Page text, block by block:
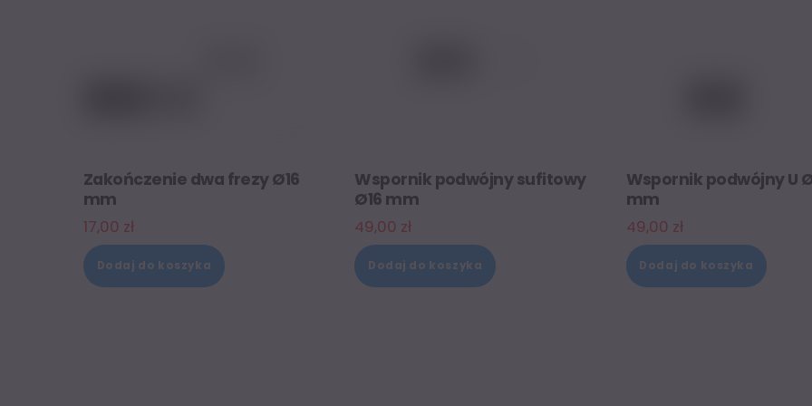
Zakończenie dwa frezy Ø16
mm
17,00 zł
Dodaj do koszyka
Wspornik podwójny sufitowy
Ø16 mm
49,00 zł
Dodaj do koszyka
Wspornik podwójny U
mm
49,00 zł
Dodaj do koszyka